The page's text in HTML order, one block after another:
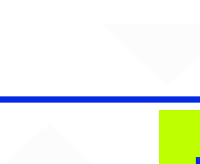
AUMENTA O SOM!